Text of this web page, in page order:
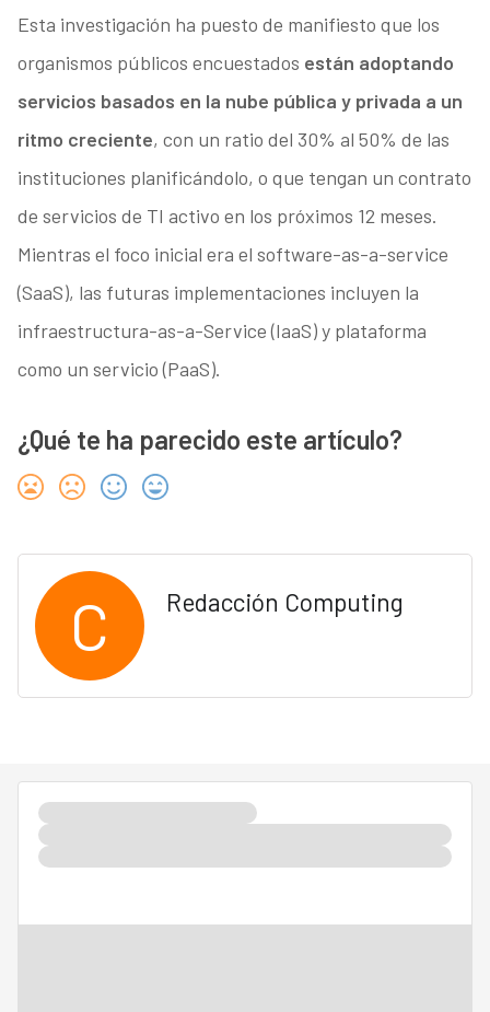
Esta investigación ha puesto de manifiesto que los
organismos públicos encuestados están adoptando
servicios basados en la nube pública y privada a un
ritmo creciente, con un ratio del 30% al 50% de las
instituciones planificándolo, o que tengan un contrato
de servicios de TI activo en los próximos 12 meses.
Mientras el foco inicial era el software-as-a-service
(SaaS), las futuras implementaciones incluyen la
infraestructura-as-a-Service (IaaS) y plataforma
como un servicio (PaaS).
¿Qué te ha parecido este artículo?
C Redacción Computing